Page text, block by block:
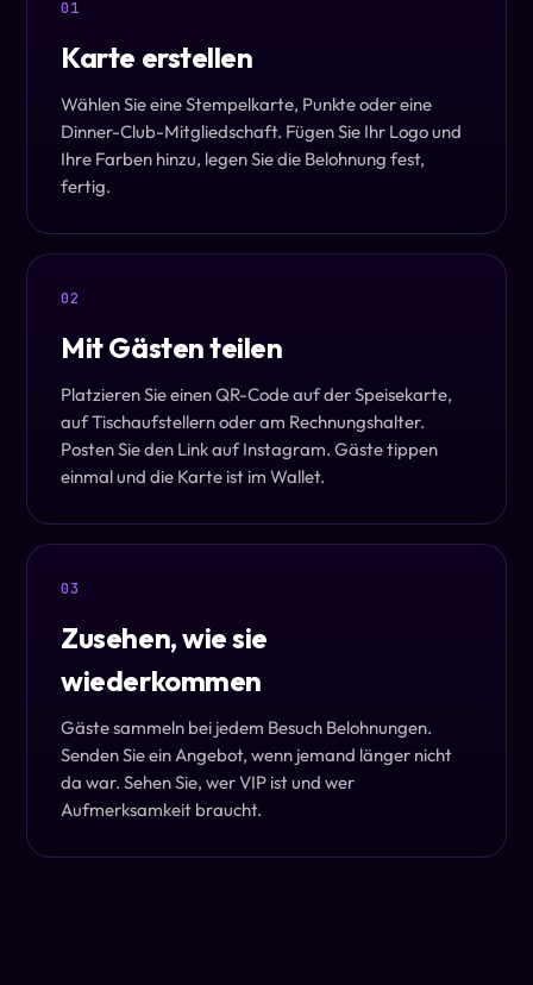
01
Karte erstellen
Wählen Sie eine Stempelkarte, Punkte oder eine
Dinner-Club-Mitgliedschaft. Fügen Sie Ihr Logo und
Ihre Farben hinzu, legen Sie die Belohnung fest,
fertig.
02
Mit Gästen teilen
Platzieren Sie einen QR-Code auf der Speisekarte,
auf Tischaufstellern oder am Rechnungshalter.
Posten Sie den Link auf Instagram. Gäste tippen
einmal und die Karte ist im Wallet.
03
Zusehen, wie sie
wiederkommen
Gäste sammeln bei jedem Besuch Belohnungen.
Senden Sie ein Angebot, wenn jemand länger nicht
da war. Sehen Sie, wer VIP ist und wer
Aufmerksamkeit braucht.